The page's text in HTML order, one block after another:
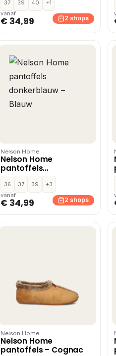
37 39 40
+1
vanaf
€ 34,99 2 shops
Nelson Home
Nelson Home
pantoffels
donkerblauw – Blauw
36 37 39
+3
vanaf
€ 34,99 2 shops
Nelson Home
Nelson Home
pantoffels – Cognac